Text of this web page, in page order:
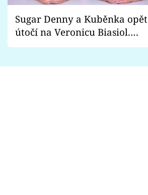
Sugar Denny a Kuběnka opět
útočí na Veronicu Biasiol.
Proč je podle nich falešná a